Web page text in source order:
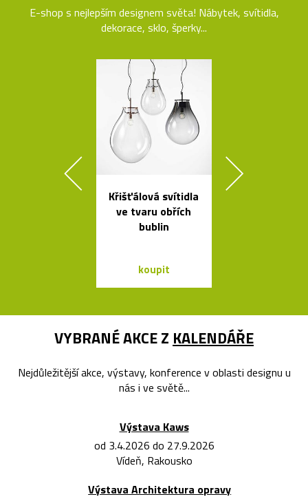
E-shop s nejlepším designem světa! Nábytek, svítidla,
dekorace, sklo, šperky...
Křišťálová svítidla
ve tvaru obřích
bublin
koupit
VYBRANÉ AKCE Z KALENDÁŘE
Nejdůležitější akce, výstavy, konference v oblasti designu u
nás i ve světě...
Výstava Kaws
od 3.4.2026 do 27.9.2026
Vídeň, Rakousko
Výstava Architektura opravy